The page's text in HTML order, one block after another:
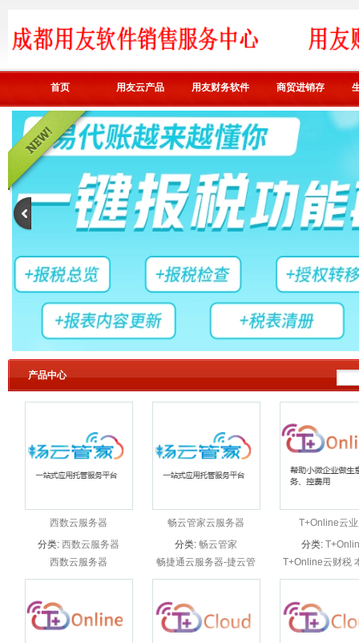
首页 用友云产品 用友财务软件 商贸进销存
产品中心
西数云服务器
分类: 西数云服务器
西数云服务器
畅云管家云服务器
分类: 畅云管家
畅捷通云服务器-捷云管
家
T+Online云
分类:
T+Online云财税
本：功能，总账
子档案，出纳管
管理，销售管理